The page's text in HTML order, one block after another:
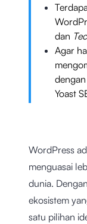
dan
Agar
dengan
Yoast
WordPress
menguasai
dunia.
ekosistem
satu pilihan